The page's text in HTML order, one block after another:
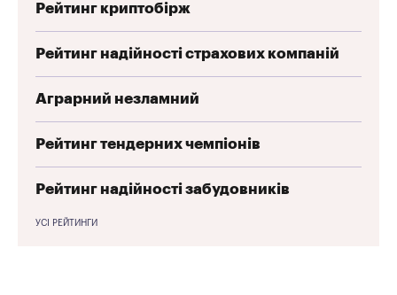
Рейтинг криптобірж
Рейтинг надійності страхових компаній
Аграрний незламний
Рейтинг тендерних чемпіонів
Рейтинг надійності забудовників
УСІ РЕЙТИНГИ